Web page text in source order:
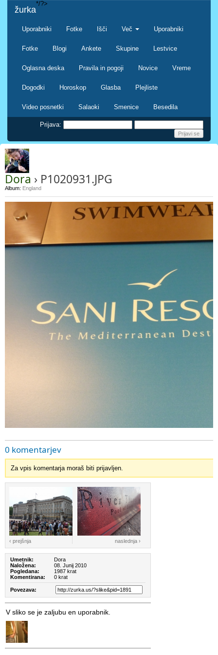
žurka
Uporabniki Fotke Išči Več Uporabniki
Fotke Blogi Ankete Skupine Lestvice
Oglasna deska Pravila in pogoji Novice Vreme
Dogodki Horoskop Glasba Plejliste
Video posnetki Salaoki Smenice Besedila
*/?>
Prijava:
Dora › P1020931.JPG
Album: England
0 komentarjev
Za vpis komentarja moraš biti prijavljen.
‹ prejšnja naslednja ›
Umetnik:
Dora
Naložena:
08. Junij 2010
Pogledana:
1987 krat
Komentirana:
0 krat
Povezava:
V sliko se je zaljubu en uporabnik.